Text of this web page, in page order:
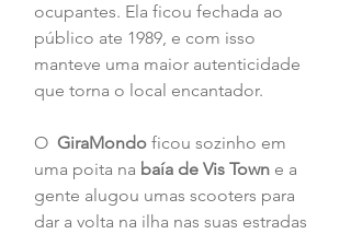
ocupantes. Ela ficou fechada ao
público ate 1989, e com isso
manteve uma maior autenticidade
que torna o local encantador.
O GiraMondo ficou sozinho em
uma poita na baía de Vis Town e a
gente alugou umas scooters para
dar a volta na ilha nas suas estradas